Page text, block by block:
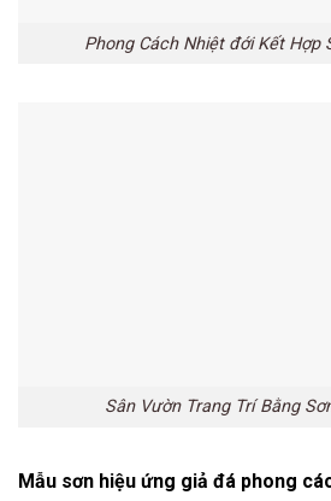
Phong Cách Nhiệt đới Kết Hợp
Sân Vườn Trang Trí Bằng
Mẫu sơn hiệu ứng giả đá phong